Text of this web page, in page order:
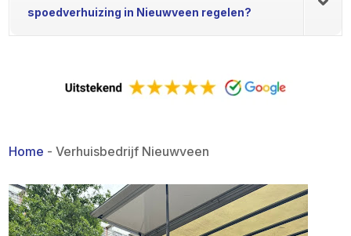
spoedverhuizing in Nieuwveen regelen?
Home -Verhuisbedrijf Nieuwveen